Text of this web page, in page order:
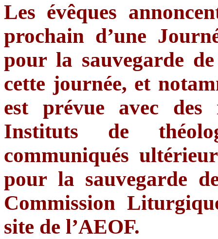
Les évêques
prochain d’une
pour la sauvegarde
cette journée, et
est prévue avec des
Instituts de
communiqués
pour la sauvegarde
Commission
site de l’AEOF.